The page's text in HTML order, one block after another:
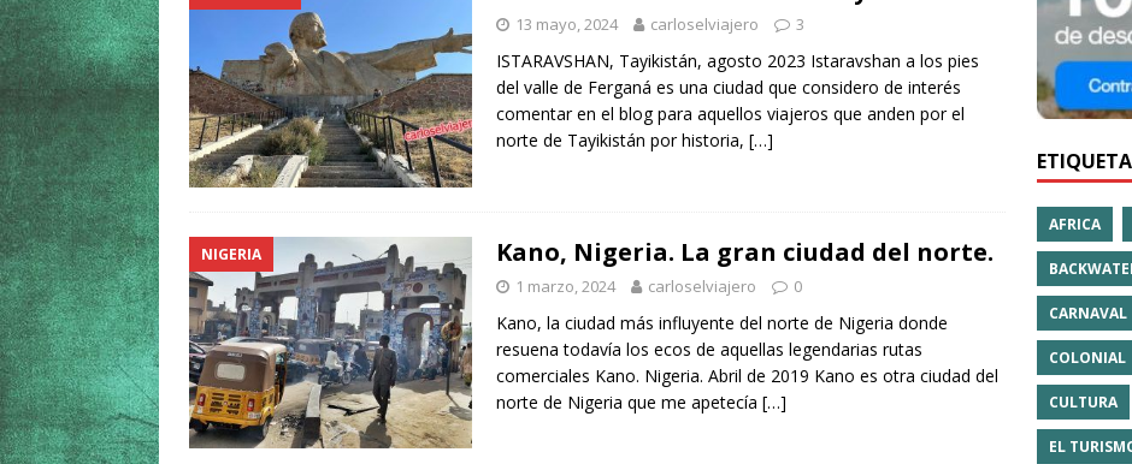
13 mayo, 2024 carloselviajero 3
ISTARAVSHAN, Tayikistán, agosto 2023 Istaravshan a los pies
del valle de Ferganá es una ciudad que considero de interés
comentar en el blog para aquellos viajeros que anden por el
norte de Tayikistán por historia, […]
NIGERIA Kano, Nigeria. La gran ciudad del norte.
1 marzo, 2024 carloselviajero 0
Kano, la ciudad más influyente del norte de Nigeria donde
resuena todavía los ecos de aquellas legendarias rutas
comerciales Kano. Nigeria. Abril de 2019 Kano es otra ciudad del
norte de Nigeria que me apetecía […]
AFRICA
CARNAVAL
COLONIAL
CULTURA
EL